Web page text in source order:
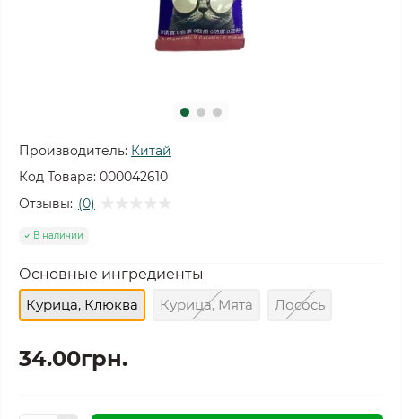
Производитель: Китай
Код Товара: 000042610
Отзывы: (0)
В наличии
Основные ингредиенты
Курица, Клюква
Курица, Мята Лосось
34.00грн.